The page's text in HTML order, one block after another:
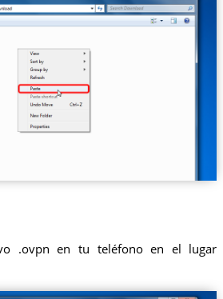
.ovpn en tu teléfono en el lugar